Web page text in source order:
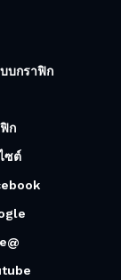
บกราฟิก
ก
ซต์